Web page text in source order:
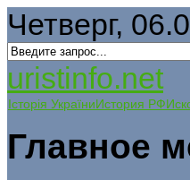
Четверг,
uristinfo.net
Історія УкраїниИстория РФ
Главное